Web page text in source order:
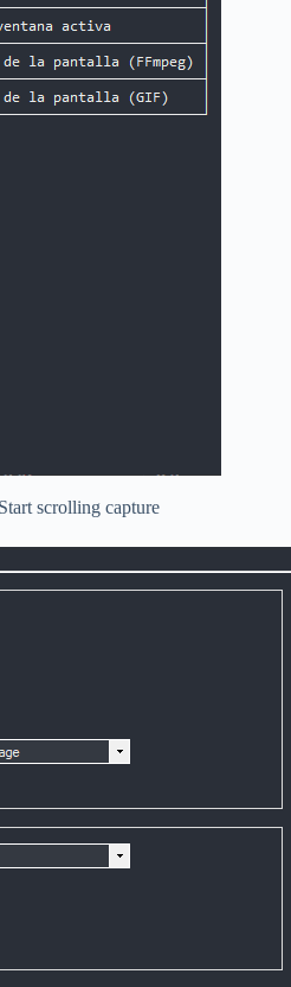
scrolling capture